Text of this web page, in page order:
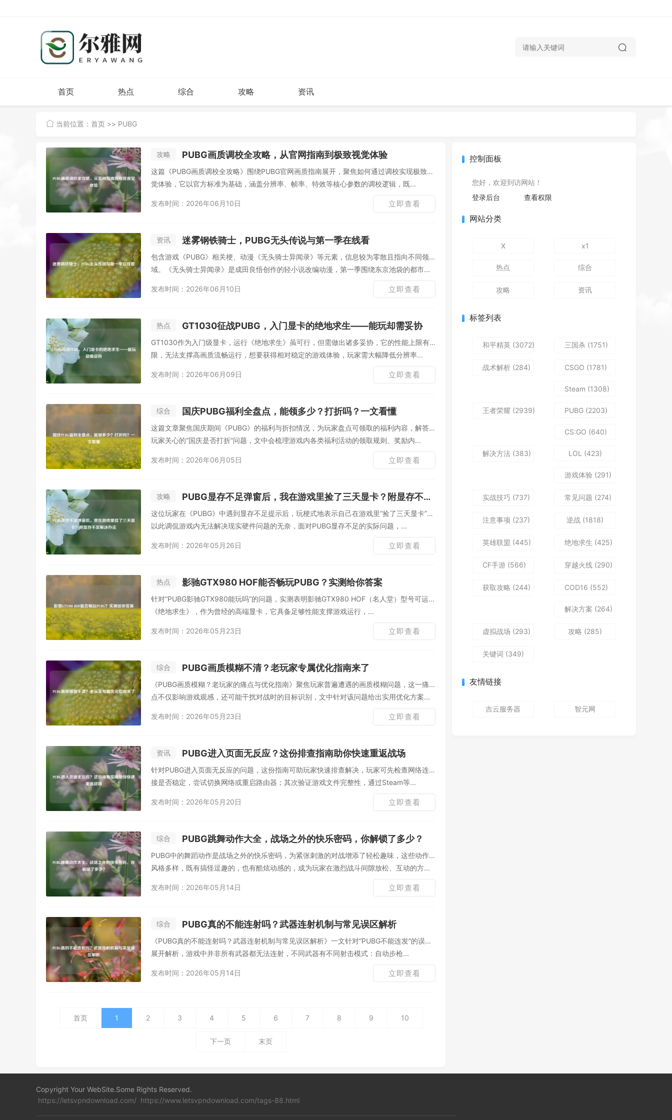
首页 热点 综合 攻略 资讯
当前位置： 首页 >> PUBG
攻略 PUBG画质调校全攻略，从官网指南到极致视觉体验
这篇《PUBG画质调校全攻略》围绕PUBG官网画质指南展开，聚焦如何通过调校实现极致视
觉体验，它以官方标准为基础，涵盖分辨率、帧率、特效等核心参数的调校逻辑，既...
发布时间：2026年06月10日 立即查看
资讯 迷雾钢铁骑士，PUBG无头传说与第一季在线看
包含游戏《PUBG》相关梗、动漫《无头骑士异闻录》等元素，信息较为零散且指向不同领
域。《无头骑士异闻录》是成田良悟创作的轻小说改编动漫，第一季围绕东京池袋的都市...
发布时间：2026年06月10日 立即查看
热点 GT1030征战PUBG，入门显卡的绝地求生——能玩却需妥协
GT1030作为入门级显卡，运行《绝地求生》虽可行，但需做出诸多妥协，它的性能上限有
限，无法支撑高画质流畅运行，想要获得相对稳定的游戏体验，玩家需大幅降低分辨率...
发布时间：2026年06月09日 立即查看
综合 国庆PUBG福利全盘点，能领多少？打折吗？一文看懂
这篇文章聚焦国庆期间《PUBG》的福利与折扣情况，为玩家盘点可领取的福利内容，解答
玩家关心的“国庆是否打折”问题，文中会梳理游戏内各类福利活动的领取规则、奖励内...
发布时间：2026年06月05日 立即查看
攻略 PUBG显存不足弹窗后，我在游戏里捡了三天显卡？附显存不足解决办法
这位玩家在《PUBG》中遇到显存不足提示后，玩梗式地表示自己在游戏里“捡了三天显卡”，
以此调侃游戏内无法解决现实硬件问题的无奈，面对PUBG显存不足的实际问题，...
发布时间：2026年05月26日 立即查看
热点 影驰GTX980 HOF能否畅玩PUBG？实测给你答案
针对“PUBG影驰GTX980能玩吗”的问题，实测表明影驰GTX980 HOF（名人堂）型号可运行
《绝地求生》，作为曾经的高端显卡，它具备足够性能支撑游戏运行，...
发布时间：2026年05月23日 立即查看
综合 PUBG画质模糊不清？老玩家专属优化指南来了
《PUBG画质模糊？老玩家的痛点与优化指南》聚焦玩家普遍遭遇的画质模糊问题，这一痛
点不仅影响游戏观感，还可能干扰对战时的目标识别，文中针对该问题给出实用优化方案...
发布时间：2026年05月23日 立即查看
资讯 PUBG进入页面无反应？这份排查指南助你快速重返战场
针对PUBG进入页面无反应的问题，这份指南可助玩家快速排查解决，玩家可先检查网络连
接是否稳定，尝试切换网络或重启路由器；其次验证游戏文件完整性，通过Steam等...
发布时间：2026年05月20日 立即查看
综合 PUBG跳舞动作大全，战场之外的快乐密码，你解锁了多少？
PUBG中的舞蹈动作是战场之外的快乐密码，为紧张刺激的对战增添了轻松趣味，这些动作
风格多样，既有搞怪逗趣的，也有酷炫动感的，成为玩家在激烈战斗间隙放松、互动的方...
发布时间：2026年05月14日 立即查看
综合 PUBG真的不能连射吗？武器连射机制与常见误区解析
《PUBG真的不能连射吗？武器连射机制与常见误区解析》一文针对“PUBG不能连发”的误区
展开解析，游戏中并非所有武器都无法连射，不同武器有不同射击模式：自动步枪...
发布时间：2026年05月14日 立即查看
首页 1 2 3 4 5 6 7 8 9 10
下一页 末页
控制面板
您好，欢迎到访网站！
登录后台
查看权限
网站分类
X x1
热点 综合
攻略 资讯
标签列表
和平精英 (3072) 三国杀 (1751)
战术解析 (284) CSGO (1781)
Steam (1308)
王者荣耀 (2939) PUBG (2203)
CS:GO (640)
解决方法 (383) LOL (423)
游戏体验 (291)
实战技巧 (737) 常见问题 (274)
注意事项 (237) 逆战 (1818)
英雄联盟 (445) 绝地求生 (425)
CF手游 (566) 穿越火线 (290)
获取攻略 (244) COD16 (552)
解决方案 (264)
虚拟战场 (293) 攻略 (285)
关键词 (349)
友情链接
吉云服务器 智元网
Copyright Your WebSite.Some Rights Reserved.
https://letsvpndownload.com/ https://www.letsvpndownload.com/tags-88.html